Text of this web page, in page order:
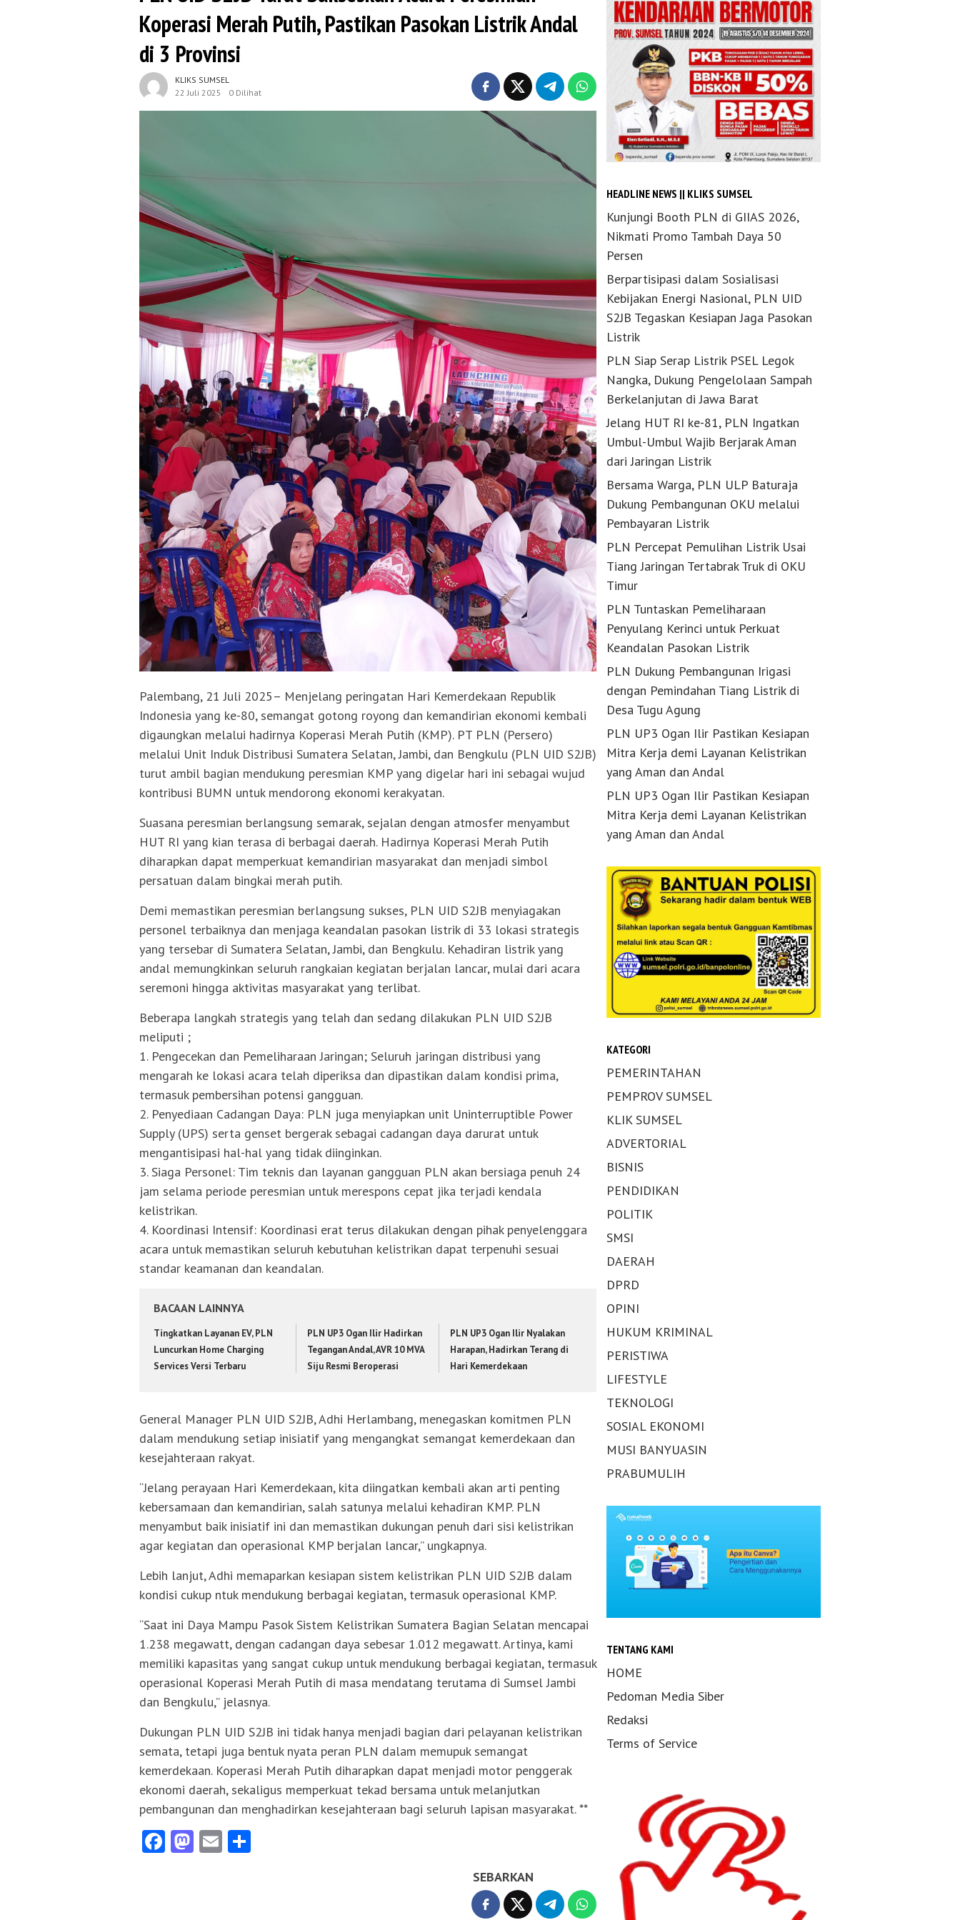
Koperasi Merah Putih, Pastikan Pasokan Listrik Andal
di 3 Provinsi
KLIKS SUMSEL
22 Juli 2025
0 Dilihat
Palembang, 21 Juli 2025– Menjelang peringatan Hari Kemerdekaan Republik
Indonesia yang ke-80, semangat gotong royong dan kemandirian ekonomi kembali
digaungkan melalui hadirnya Koperasi Merah Putih (KMP). PT PLN (Persero)
melalui Unit Induk Distribusi Sumatera Selatan, Jambi, dan Bengkulu (PLN UID S2JB)
turut ambil bagian mendukung peresmian KMP yang digelar hari ini sebagai wujud
kontribusi BUMN untuk mendorong ekonomi kerakyatan.
Suasana peresmian berlangsung semarak, sejalan dengan atmosfer menyambut
HUT RI yang kian terasa di berbagai daerah. Hadirnya Koperasi Merah Putih
diharapkan dapat memperkuat kemandirian masyarakat dan menjadi simbol
persatuan dalam bingkai merah putih.
Demi memastikan peresmian berlangsung sukses, PLN UID S2JB menyiagakan
personel terbaiknya dan menjaga keandalan pasokan listrik di 33 lokasi strategis
yang tersebar di Sumatera Selatan, Jambi, dan Bengkulu. Kehadiran listrik yang
andal memungkinkan seluruh rangkaian kegiatan berjalan lancar, mulai dari acara
seremoni hingga aktivitas masyarakat yang terlibat.
Beberapa langkah strategis yang telah dan sedang dilakukan PLN UID S2JB
meliputi ;
1. Pengecekan dan Pemeliharaan Jaringan; Seluruh jaringan distribusi yang
mengarah ke lokasi acara telah diperiksa dan dipastikan dalam kondisi prima,
termasuk pembersihan potensi gangguan.
2. Penyediaan Cadangan Daya: PLN juga menyiapkan unit Uninterruptible Power
Supply (UPS) serta genset bergerak sebagai cadangan daya darurat untuk
mengantisipasi hal-hal yang tidak diinginkan.
3. Siaga Personel: Tim teknis dan layanan gangguan PLN akan bersiaga penuh 24
jam selama periode peresmian untuk merespons cepat jika terjadi kendala
kelistrikan.
4. Koordinasi Intensif: Koordinasi erat terus dilakukan dengan pihak penyelenggara
acara untuk memastikan seluruh kebutuhan kelistrikan dapat terpenuhi sesuai
standar keamanan dan keandalan.
BACAAN LAINNYA
Tingkatkan Layanan EV, PLN
Luncurkan Home Charging
Services Versi Terbaru
PLN UP3 Ogan Ilir Hadirkan
Tegangan Andal, AVR 10 MVA
Siju Resmi Beroperasi
PLN UP3 Ogan Ilir Nyalakan
Harapan, Hadirkan Terang di
Hari Kemerdekaan
General Manager PLN UID S2JB, Adhi Herlambang, menegaskan komitmen PLN
dalam mendukung setiap inisiatif yang mengangkat semangat kemerdekaan dan
kesejahteraan rakyat.
“Jelang perayaan Hari Kemerdekaan, kita diingatkan kembali akan arti penting
kebersamaan dan kemandirian, salah satunya melalui kehadiran KMP. PLN
menyambut baik inisiatif ini dan memastikan dukungan penuh dari sisi kelistrikan
agar kegiatan dan operasional KMP berjalan lancar,” ungkapnya.
Lebih lanjut, Adhi memaparkan kesiapan sistem kelistrikan PLN UID S2JB dalam
kondisi cukup ntuk mendukung berbagai kegiatan, termasuk operasional KMP.
“Saat ini Daya Mampu Pasok Sistem Kelistrikan Sumatera Bagian Selatan mencapai
1.238 megawatt, dengan cadangan daya sebesar 1.012 megawatt. Artinya, kami
memiliki kapasitas yang sangat cukup untuk mendukung berbagai kegiatan, termasuk
operasional Koperasi Merah Putih di masa mendatang terutama di Sumsel Jambi
dan Bengkulu,” jelasnya.
Dukungan PLN UID S2JB ini tidak hanya menjadi bagian dari pelayanan kelistrikan
semata, tetapi juga bentuk nyata peran PLN dalam memupuk semangat
kemerdekaan. Koperasi Merah Putih diharapkan dapat menjadi motor penggerak
ekonomi daerah, sekaligus memperkuat tekad bersama untuk melanjutkan
pembangunan dan menghadirkan kesejahteraan bagi seluruh lapisan masyarakat. **
Facebook
Mastodon
Email
SEBARKAN
HEADLINE NEWS || KLIKS SUMSEL
Kunjungi Booth PLN di GIIAS 2026,
Nikmati Promo Tambah Daya 50
Persen
Berpartisipasi dalam Sosialisasi
Kebijakan Energi Nasional, PLN UID
S2JB Tegaskan Kesiapan Jaga Pasokan
Listrik
PLN Siap Serap Listrik PSEL Legok
Nangka, Dukung Pengelolaan Sampah
Berkelanjutan di Jawa Barat
Jelang HUT RI ke-81, PLN Ingatkan
Umbul-Umbul Wajib Berjarak Aman
dari Jaringan Listrik
Bersama Warga, PLN ULP Baturaja
Dukung Pembangunan OKU melalui
Pembayaran Listrik
PLN Percepat Pemulihan Listrik Usai
Tiang Jaringan Tertabrak Truk di OKU
Timur
PLN Tuntaskan Pemeliharaan
Penyulang Kerinci untuk Perkuat
Keandalan Pasokan Listrik
PLN Dukung Pembangunan Irigasi
dengan Pemindahan Tiang Listrik di
Desa Tugu Agung
PLN UP3 Ogan Ilir Pastikan Kesiapan
Mitra Kerja demi Layanan Kelistrikan
yang Aman dan Andal
PLN UP3 Ogan Ilir Pastikan Kesiapan
Mitra Kerja demi Layanan Kelistrikan
yang Aman dan Andal
KATEGORI
PEMERINTAHAN
PEMPROV SUMSEL
KLIK SUMSEL
ADVERTORIAL
BISNIS
PENDIDIKAN
POLITIK
SMSI
DAERAH
DPRD
OPINI
HUKUM KRIMINAL
PERISTIWA
LIFESTYLE
TEKNOLOGI
SOSIAL EKONOMI
MUSI BANYUASIN
PRABUMULIH
TENTANG KAMI
HOME
Pedoman Media Siber
Redaksi
Terms of Service